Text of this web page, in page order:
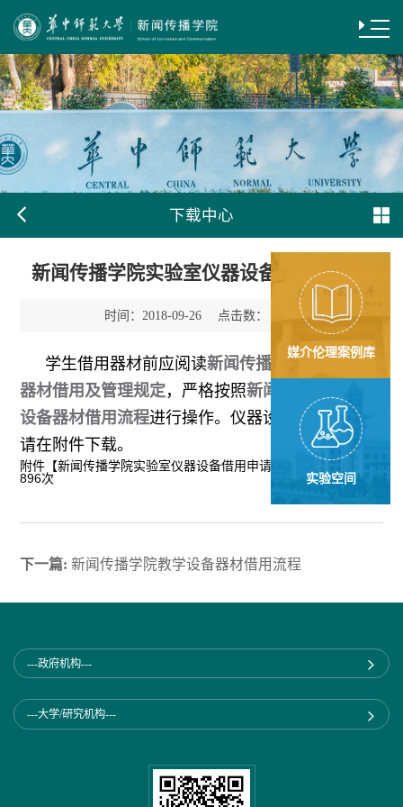
下载中心
新闻传播学院实验室仪器设备借用申请表
时间： 2018-09-26 点击数：
学生借用器材前应阅读新闻传播学院教学设备
器材借用及管理规定，严格按照新闻传播学院教学
设备器材借用流程进行操作。仪器设备借用申请表
请在附件下载。
附件【新闻传播学院实验室仪器设备借用申请表.docx
】已下载
896次
下一篇: 新闻传播学院教学设备器材借用流程
---政府机构---
---大学/研究机构---
媒介伦理案例库
实验空间